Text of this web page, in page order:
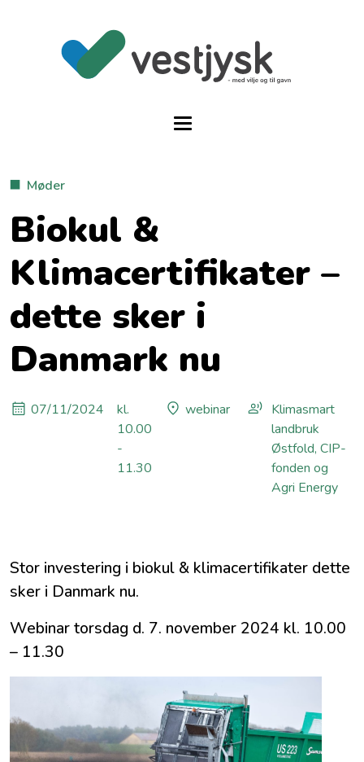
Møder
Biokul &
Klimacertifikater –
dette sker i
Danmark nu
07/11/2024
kl.
10.00
-
11.30
webinar
Klimasmart
landbruk
Østfold, CIP-
fonden og
Agri Energy
Stor investering i biokul & klimacertifikater dette
sker i Danmark nu.
Webinar torsdag d. 7. november 2024 kl. 10.00
– 11.30